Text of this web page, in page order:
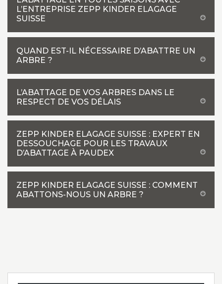
L’ENTREPRISE ZEPP KINDER ELAGAGE
SUISSE
QUAND EST-IL NÉCESSAIRE D’ABATTRE UN
ARBRE ?
L’ABATTAGE DE VOS ARBRES DANS LE
RESPECT DE VOS DÉLAIS
ZEPP KINDER ELAGAGE SUISSE : EXPERT EN
DESSOUCHAGE POUR LES TRAVAUX
D’ABATTAGE À PAUDEX
ZEPP KINDER ELAGAGE SUISSE : COMMENT
ABATTONS-NOUS UN ARBRE ?